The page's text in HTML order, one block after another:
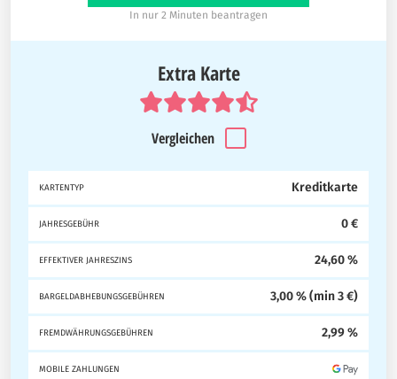
In nur 2 Minuten beantragen
Extra Karte
Vergleichen
KARTENTYP Kreditkarte
JAHRESGEBÜHR 0 €
EFFEKTIVER JAHRESZINS 24,60 %
BARGELDABHEBUNGSGEBÜHREN 3,00 % (min 3 €)
FREMDWÄHRUNGSGEBÜHREN 2,99 %
MOBILE ZAHLUNGEN